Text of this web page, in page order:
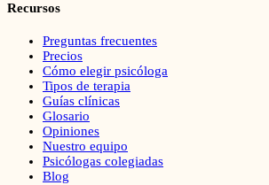
Recursos
Preguntas frecuentes
Precios
Cómo elegir psicóloga
Tipos de terapia
Guías clínicas
Glosario
Opiniones
Nuestro equipo
Psicólogas colegiadas
Blog